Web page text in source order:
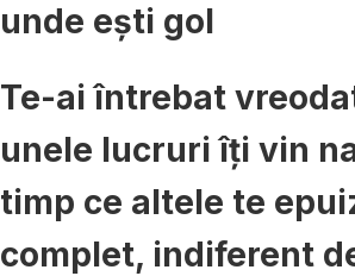
unde ești gol
Te-ai întrebat
unele lucruri îți vin
timp ce altele te
complet, indiferent